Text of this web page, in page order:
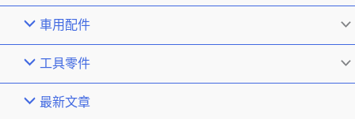
車用配件
工具零件
最新文章